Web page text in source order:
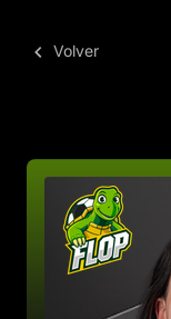
Volver